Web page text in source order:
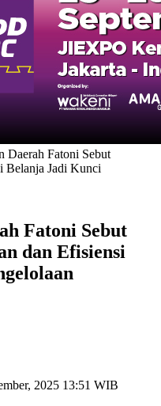
Daerah Fatoni Sebut
Belanja Jadi Kunci
Fatoni Sebut
dan Efisiensi
2025 13:51 WIB